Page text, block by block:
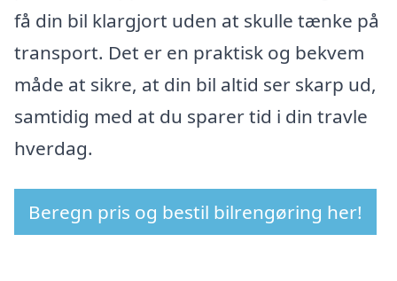
få din bil klargjort uden at skulle tænke på
transport. Det er en praktisk og bekvem
måde at sikre, at din bil altid ser skarp ud,
samtidig med at du sparer tid i din travle
hverdag.
Beregn pris og bestil bilrengøring her!